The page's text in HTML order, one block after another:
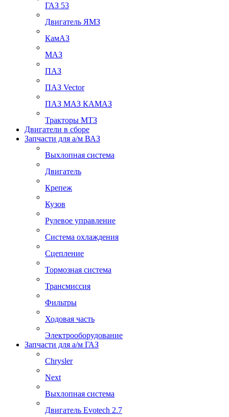
ГАЗ 53
Двигатель ЯМЗ
КамАЗ
МАЗ
ПАЗ
ПАЗ Vector
ПАЗ МАЗ КАМАЗ
Тракторы МТЗ
Двигатели в сборе
Запчасти для а/м ВАЗ
Выхлопная система
Двигатель
Крепеж
Кузов
Рулевое управление
Система охлаждения
Сцепление
Тормозная система
Трансмиссия
Фильтры
Ходовая часть
Электрооборудование
Запчасти для а/м ГАЗ
Chrysler
Next
Выхлопная система
Двигатель Evotech 2.7